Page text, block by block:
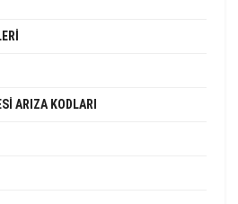
ARIZA KODLARI